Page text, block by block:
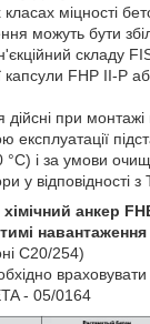
міцності
можуть бути
складу
капсули FHP II-P
при
експлуатації
°C) і за умови
у відповідності
анкер
C20/254)
- 05/0164